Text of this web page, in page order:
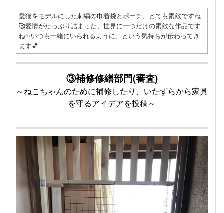
愛猫をモデルにした刺繍の巾着袋とポーチ、とても素敵ですね
🥰愛情がたっぷり詰まった、世界に一つだけの素敵な作品です
ね✨いつも一緒にいられるように、という気持ちが伝わってき
ます💕
③補修修繕部門(審査)
～ねこちゃんのために補修したり、いたずらから家具
を守るアイデアを投稿～